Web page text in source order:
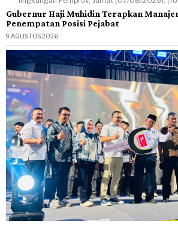
Gubernur Haji Muhidin Terapkan
Penempatan Posisi Pejabat
9 AGUSTUS 2026